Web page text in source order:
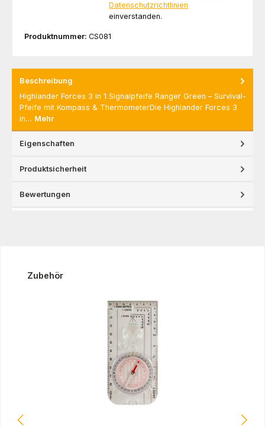
Datenschutzrichtlinien
einverstanden.
Produktnummer: CS081
Beschreibung
Highlander Forces 3 in 1 Signalpfeife Ranger Green – Survival-
Pfeife mit Kompass & ThermometerDie Highlander Forces 3
in… Mehr
Eigenschaften
Produktsicherheit
Bewertungen
Produktgalerie überspringen
Zubehör